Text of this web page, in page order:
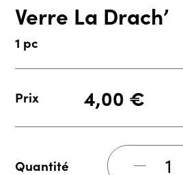
Verre La Drach’
1 pc
Prix 4,00 €
Quantité